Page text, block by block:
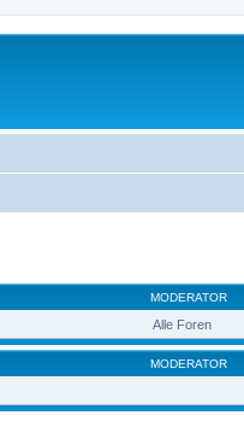
MODERATOR
Alle Foren
MODERATOR